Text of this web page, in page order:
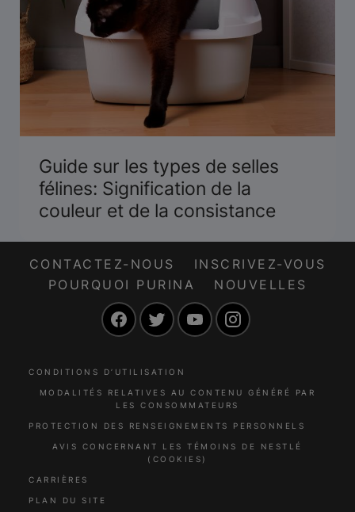
Guide sur les types de selles
félines: Signification de la
couleur et de la consistance
CONTACTEZ-NOUS
INSCRIVEZ-VOUS
POURQUOI PURINA
NOUVELLES
FacebookTwitter YouTube
CONDITIONS D’UTILISATION
MODALITÉS RELATIVES AU CONTENU GÉNÉRÉ PAR
LES CONSOMMATEURS
PROTECTION DES RENSEIGNEMENTS PERSONNELS
AVIS CONCERNANT LES TÉMOINS DE NESTLÉ
(COOKIES)
CARRIÈRES
PLAN DU SITE